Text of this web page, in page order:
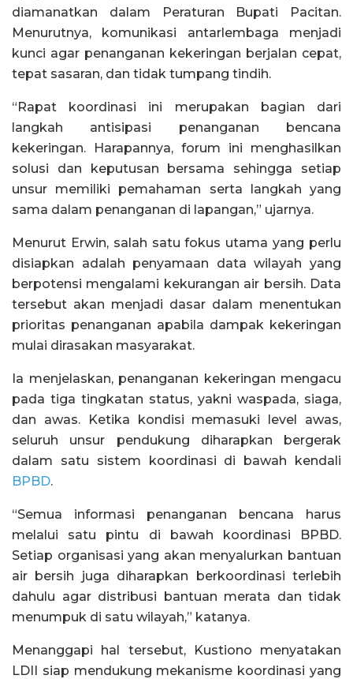
diamanatkan dalam Peraturan Bupati Pacitan.
Menurutnya, komunikasi antarlembaga menjadi
kunci agar penanganan kekeringan berjalan cepat,
tepat sasaran, dan tidak tumpang tindih.
“Rapat koordinasi ini merupakan bagian dari
langkah antisipasi penanganan bencana
kekeringan. Harapannya, forum ini menghasilkan
solusi dan keputusan bersama sehingga setiap
unsur memiliki pemahaman serta langkah yang
sama dalam penanganan di lapangan,” ujarnya.
Menurut Erwin, salah satu fokus utama yang perlu
disiapkan adalah penyamaan data wilayah yang
berpotensi mengalami kekurangan air bersih. Data
tersebut akan menjadi dasar dalam menentukan
prioritas penanganan apabila dampak kekeringan
mulai dirasakan masyarakat.
Ia menjelaskan, penanganan kekeringan mengacu
pada tiga tingkatan status, yakni waspada, siaga,
dan awas. Ketika kondisi memasuki level awas,
seluruh unsur pendukung diharapkan bergerak
dalam satu sistem koordinasi di bawah kendali
BPBD.
“Semua informasi penanganan bencana harus
melalui satu pintu di bawah koordinasi BPBD.
Setiap organisasi yang akan menyalurkan bantuan
air bersih juga diharapkan berkoordinasi terlebih
dahulu agar distribusi bantuan merata dan tidak
menumpuk di satu wilayah,” katanya.
Menanggapi hal tersebut, Kustiono menyatakan
LDII siap mendukung mekanisme koordinasi yang